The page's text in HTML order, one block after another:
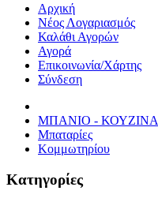
Αρχική
Νέος Λογαριασμός
Καλάθι Αγορών
Αγορά
Επικοινωνία/Χάρτης
Σύνδεση
ΜΠΑΝΙΟ - ΚΟΥΖΙΝΑ
Μπαταρίες
Κομμωτηρίου
Κατηγορίες